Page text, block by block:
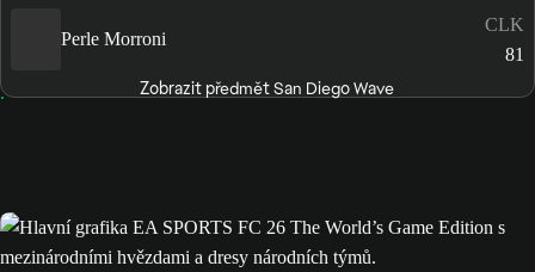
Perle Morroni
CLK
81
Zobrazit předmět San Diego Wave